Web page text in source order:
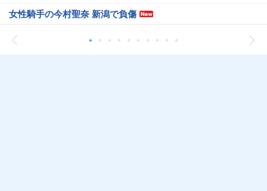
女性騎手の今村聖奈 新潟で負傷